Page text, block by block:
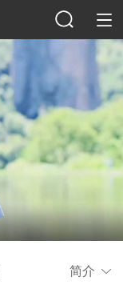
简介